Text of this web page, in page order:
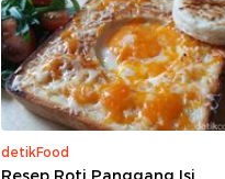
detikFood